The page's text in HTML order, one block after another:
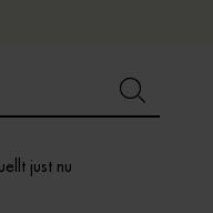
just nu